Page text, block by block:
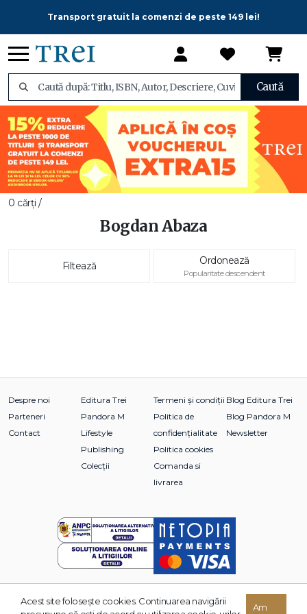
Transport gratuit la comenzi de peste 149 lei!
Caută
0 cărți /
Bogdan Abaza
Filtează Ordonează
Popularitate descendent
Despre noi
Parteneri
Contact
Editura Trei
Pandora M
Lifestyle
Publishing
Colecții
Termeni și condiții
Politica de
confidențialitate
Politica cookies
Comanda si
livrarea
Blog Editura Trei
Blog Pandora M
Newsletter
© 2026 Grupul Editorial TREI. Toate drepturile rezervate.
Acest site foloseşte cookies. Continuarea navigării
Am